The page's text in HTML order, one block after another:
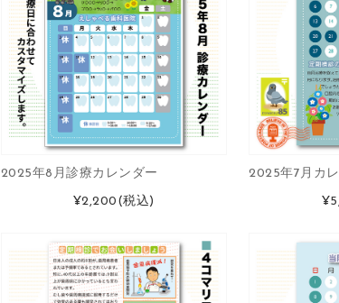
2025年8月診療カレンダー
¥2,200 (税込)
2025年7月カ